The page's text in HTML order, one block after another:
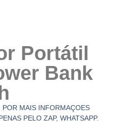
Portátil
Bank
MAIS INFORMAÇOES
PELO ZAP, WHATSAPP.